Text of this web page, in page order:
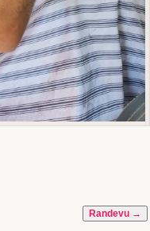
Randevu →